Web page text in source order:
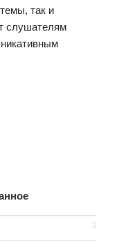
так и
слушателям